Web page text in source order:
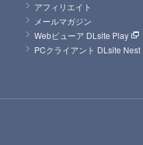
アフィリエイト
メールマガジン
Webビューア DLsite Play
PCクライアント DLsite Nest